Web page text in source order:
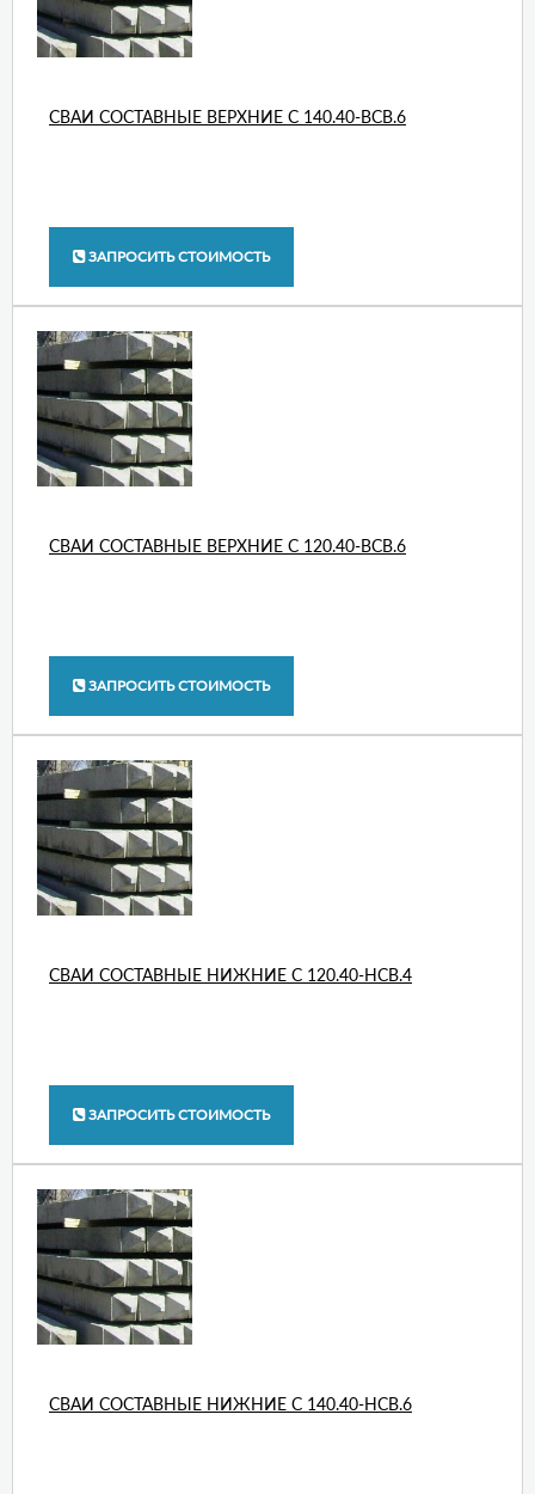
СВАИ СОСТАВНЫЕ ВЕРХНИЕ С 140.40-ВСВ.6
ЗАПРОСИТЬ СТОИМОСТЬ
СВАИ СОСТАВНЫЕ ВЕРХНИЕ С 120.40-ВСВ.6
ЗАПРОСИТЬ СТОИМОСТЬ
СВАИ СОСТАВНЫЕ НИЖНИЕ С 120.40-НСВ.4
ЗАПРОСИТЬ СТОИМОСТЬ
СВАИ СОСТАВНЫЕ НИЖНИЕ С 140.40-НСВ.6